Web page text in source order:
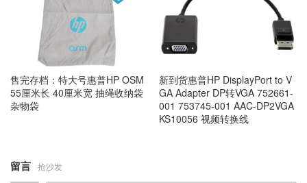
售完存档：特大号惠普HP OSM
55厘米长 40厘米宽 抽绳收纳袋
杂物袋
新到货惠普HP DisplayPort to V
GA Adapter DP转VGA 752661-
001 753745-001 AAC-DP2VGA
KS10056 视频转换线
留言 抢沙发